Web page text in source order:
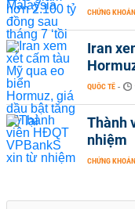
CHỨNG KHOÁN
Iran
QUỐC TẾ -
Thành
nhiệm
CHỨNG KHOÁN